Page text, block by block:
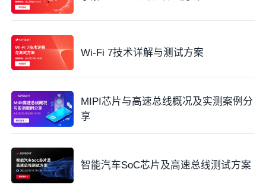
Wi-Fi 7技术详解与测试方案
MIPI芯片与高速总线概况及实测案例分
享
智能汽车SoC芯片及高速总线测试方案